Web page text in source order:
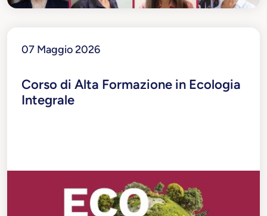
07 Maggio 2026
Corso di Alta Formazione in Ecologia
Integrale